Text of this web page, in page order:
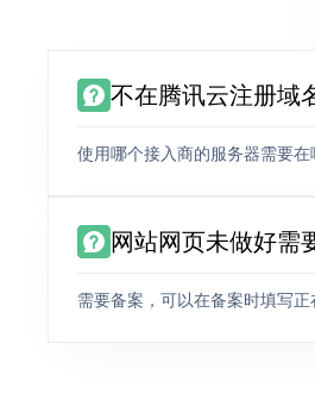
不在腾讯云注册域
使用哪个接入商的服务器需要
网站网页未做好需
需要备案，可以在备案时填写正